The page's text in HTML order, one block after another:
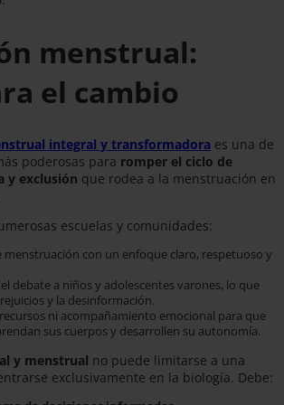
menstrual:
el cambio
integral y transformadora es una de
poderosas para romper el ciclo de
y exclusión que rodea a la menstruación en
escuelas y comunidades:
menstruación con un enfoque claro, respetuoso y
debate a niños y adolescentes varones, lo que
y la desinformación.
ni acompañamiento emocional para que
sus cuerpos y desarrollen su autonomía.
y menstrual no puede limitarse a una
exclusivamente en la biología. Debe: